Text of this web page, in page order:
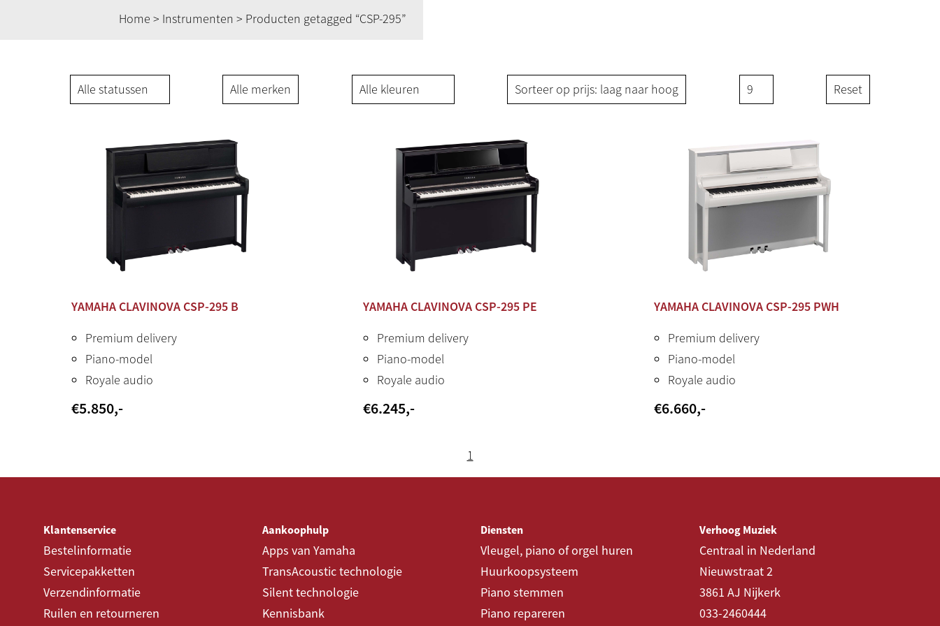
Home > Instrumenten > Producten getagged “CSP-295”
YAMAHA CLAVINOVA CSP-295 B
Premium delivery
Piano-model
Royale audio
€5.850,-
YAMAHA CLAVINOVA CSP-295 PE
Premium delivery
Piano-model
Royale audio
€6.245,-
YAMAHA CLAVINOVA CSP-295 PWH
Premium delivery
Piano-model
Royale audio
€6.660,-
1
Reset
Klantenservice
Bestelinformatie
Servicepakketten
Verzendinformatie
Ruilen en retourneren
Aankoophulp
Apps van Yamaha
TransAcoustic technologie
Silent technologie
Kennisbank
Diensten
Vleugel, piano of orgel huren
Huurkoopsysteem
Piano stemmen
Piano repareren
Verhoog Muziek
Centraal in Nederland
Nieuwstraat 2
3861 AJ Nijkerk
033-2460444